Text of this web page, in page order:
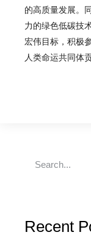
的高质量发展。
力的绿色低碳技
宏伟目标，积极
人类命运共同体
Recent